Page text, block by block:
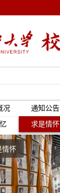
况 通知公告
求是情怀
情怀